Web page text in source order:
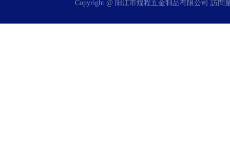
Copyright @ 阳江市煌程五金制品有限公司 訪問